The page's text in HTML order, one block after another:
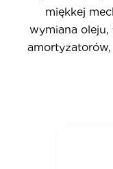
miękkej
wymiana